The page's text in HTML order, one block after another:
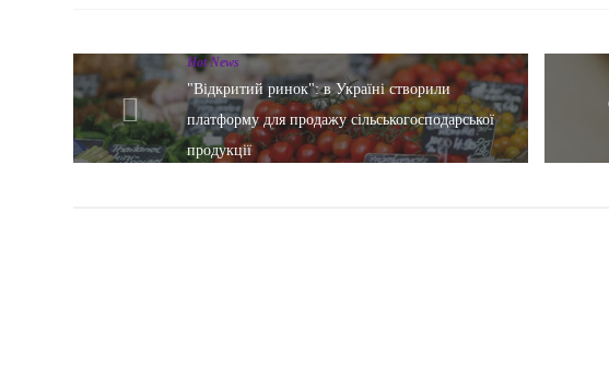
Hot News
"Відкритий ринок": в Україні створили
платформу для продажу сільськогосподарської
продукції